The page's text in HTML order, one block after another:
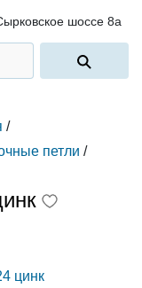
шоссе 8а
/
петли /